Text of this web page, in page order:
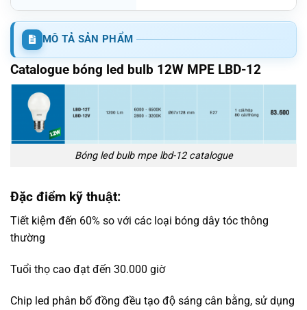
MÔ TẢ SẢN PHẨM
Catalogue bóng led bulb 12W MPE LBD-12
Bóng led bulb mpe lbd-12 catalogue
Đặc điểm kỹ thuật:
Tiết kiệm đến 60% so với các loại bóng dây tóc thông
thường
Tuổi thọ cao đạt đến 30.000 giờ
Chip led phân bố đồng đều tạo độ sáng cân bằng, sử dụng